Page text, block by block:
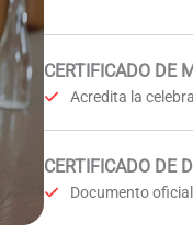
CERTIFICADO DE
Acredita la
CERTIFICADO DE
Documento